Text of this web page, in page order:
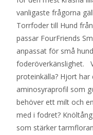
vanligaste frågorna
Torrfoder till Hund
passar FourFriends
anpassat för små
foderöverkänslighet.
proteinkälla? Hjort
aminosyraprofil som
behöver ett milt och
med i fodret?
som stärker